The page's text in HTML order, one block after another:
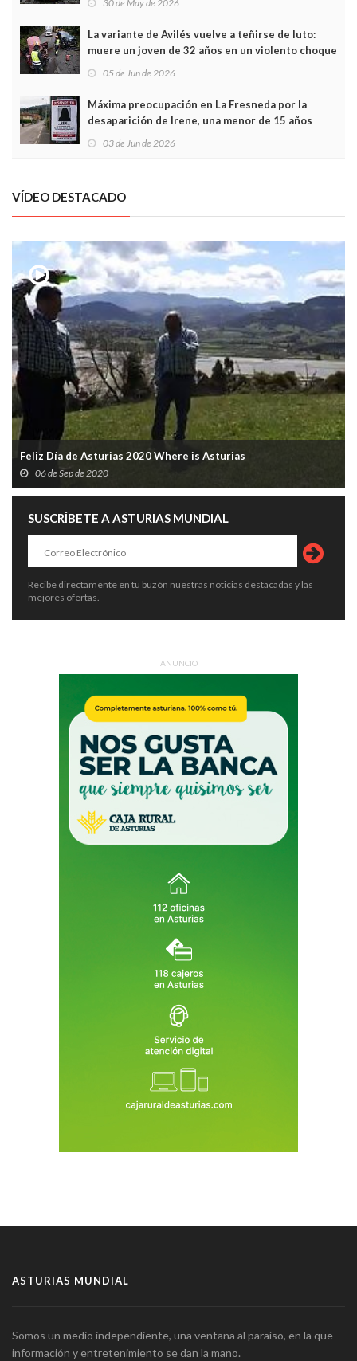
30 de May de 2026
La variante de Avilés vuelve a teñirse de luto:
muere un joven de 32 años en un violento choque
frontal
05 de Jun de 2026
Máxima preocupación en La Fresneda por la
desaparición de Irene, una menor de 15 años
03 de Jun de 2026
VÍDEO DESTACADO
Feliz Día de Asturias 2020 Where is Asturias
06 de Sep de 2020
SUSCRÍBETE A ASTURIAS MUNDIAL
Recibe directamente en tu buzón nuestras noticias destacadas y las
mejores ofertas.
ANUNCIO
ASTURIAS MUNDIAL
Somos un medio independiente, una ventana al paraíso, en la que
información y entretenimiento se dan la mano.